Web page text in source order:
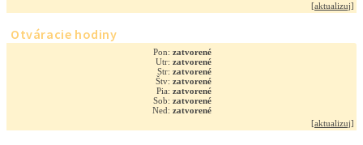
[aktualizuj]
Otváracie hodiny
Pon: zatvorené
Utr: zatvorené
Str: zatvorené
Štv: zatvorené
Pia: zatvorené
Sob: zatvorené
Ned: zatvorené
[aktualizuj]